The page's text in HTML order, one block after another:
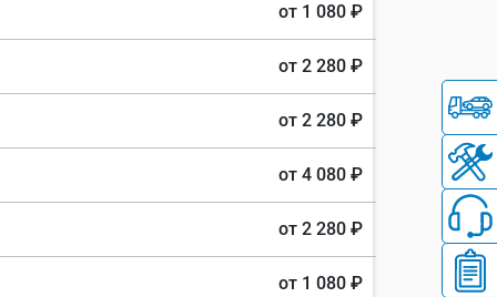
от 1 080 ₽
от 2 280 ₽
от 2 280 ₽
от 4 080 ₽
от 2 280 ₽
от 1 080 ₽